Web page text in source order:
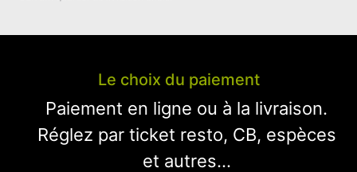
Le choix du paiement
Paiement en ligne ou à la livraison.
Réglez par ticket resto, CB, espèces
et autres...